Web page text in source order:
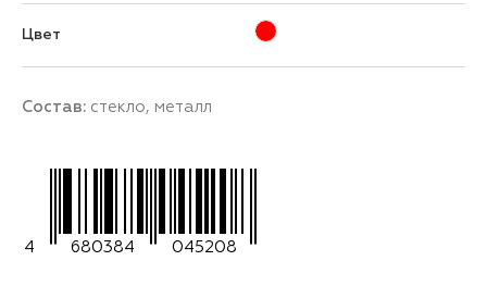
Цвет
Состав: стекло, металл
4 680384 045208